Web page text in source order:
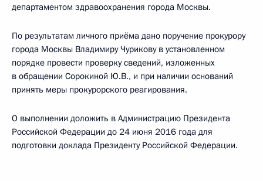
департаментом здравоохранения города Москвы.
По результатам личного приёма дано поручение прокурору
города Москвы Владимиру Чурикову в установленном
порядке провести проверку сведений, изложенных
в обращении Сорокиной Ю.В., и при наличии оснований
принять меры прокурорского реагирования.
О выполнении доложить в Администрацию Президента
Российской Федерации до 24 июня 2016 года для
подготовки доклада Президенту Российской Федерации.